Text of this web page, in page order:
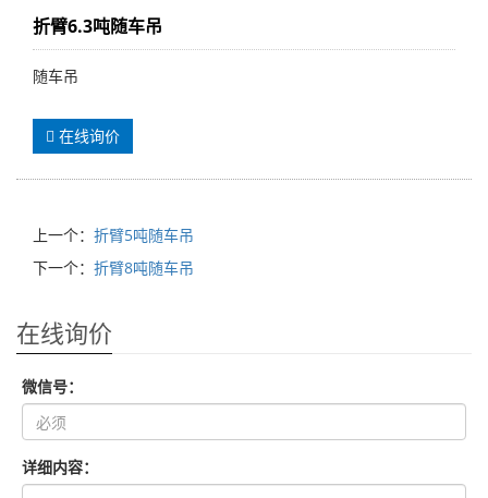
折臂6.3吨随车吊
随车吊
在线询价
上一个： 折臂5吨随车吊
下一个： 折臂8吨随车吊
在线询价
微信号：
详细内容：